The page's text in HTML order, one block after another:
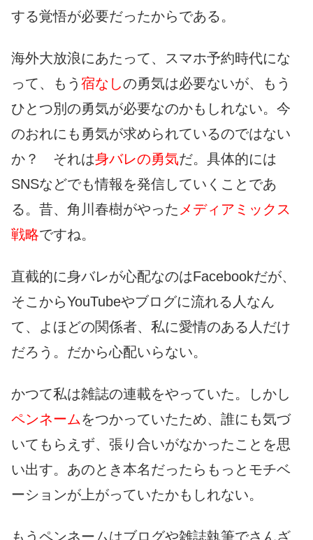
する覚悟が必要だったからである。
海外大放浪にあたって、スマホ予約時代にな
って、もう 宿なしの勇気は必要ないが、もう
ひとつ別の勇気が必要なのかもしれない。今
のおれにも勇気が求められているのではない
か？ それは身バレの勇気だ。具体的には
SNSなどでも情報を発信していくことであ
る。昔、角川春樹がやったメディアミックス
戦略ですね。
直截的に身バレが心配なのはFacebookだが、
そこからYouTubeやブログに流れる人なん
て、よほどの関係者、私に愛情のある人だけ
だろう。だから心配いらない。
かつて私は雑誌の連載をやっていた。しかし
ペンネームをつかっていたため、誰にも気づ
いてもらえず、張り合いがなかったことを思
い出す。あのとき本名だったらもっとモチベ
ーションが上がっていたかもしれない。
もうペンネームはブログや雑誌執筆でさんざ